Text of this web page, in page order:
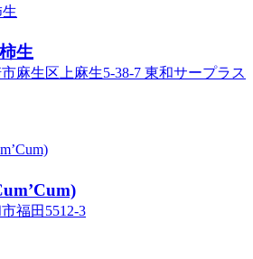
生
麻生区上麻生5-38-7 東和サープラス
福田5512-3